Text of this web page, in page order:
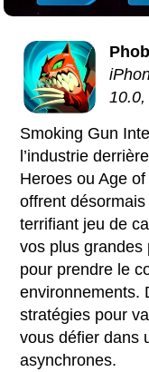
Smoking Gun
l’industrie
Heroes ou Age
offrent
terrifiant jeu de
vos plus grandes
pour prendre le
environnements.
stratégies pour
vous défier dans
asynchrones.